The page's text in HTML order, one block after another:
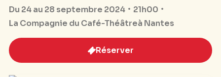
Du 24 au 28 septembre 2024
21h00
La Compagnie du Café-Théâtreà Nantes
Réserver